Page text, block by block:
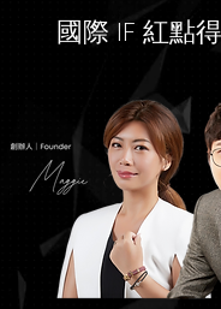
國際 IF 紅點